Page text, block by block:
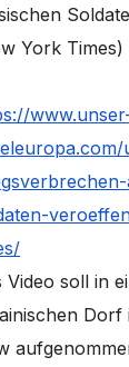
York Times)
Video soll in